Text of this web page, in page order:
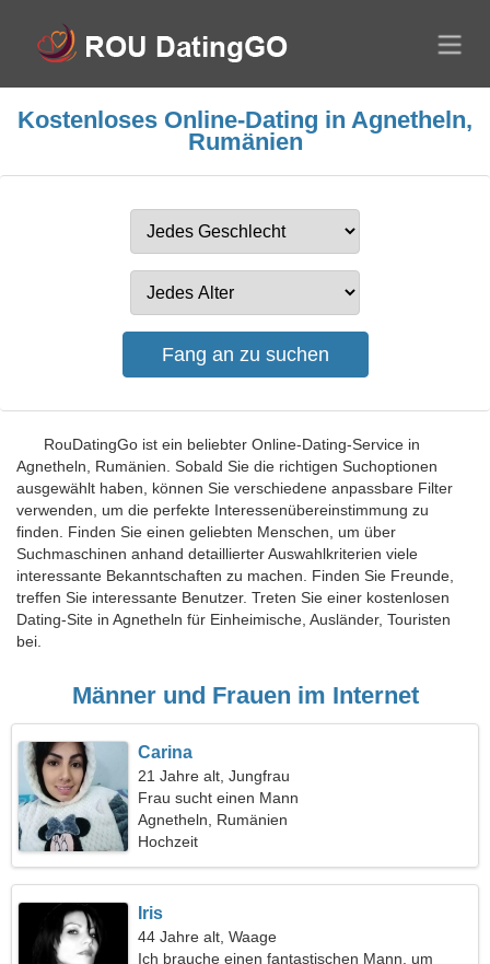
Kostenloses Online-Dating in Agnetheln,
Rumänien
RouDatingGo ist ein beliebter Online-Dating-Service in
Agnetheln, Rumänien. Sobald Sie die richtigen Suchoptionen
ausgewählt haben, können Sie verschiedene anpassbare Filter
verwenden, um die perfekte Interessenübereinstimmung zu
finden. Finden Sie einen geliebten Menschen, um über
Suchmaschinen anhand detaillierter Auswahlkriterien viele
interessante Bekanntschaften zu machen. Finden Sie Freunde,
treffen Sie interessante Benutzer. Treten Sie einer kostenlosen
Dating-Site in Agnetheln für Einheimische, Ausländer, Touristen
bei.
Männer und Frauen im Internet
Carina
21 Jahre alt, Jungfrau
Frau sucht einen Mann
Agnetheln, Rumänien
Hochzeit
Iris
44 Jahre alt, Waage
Ich brauche einen fantastischen Mann, um